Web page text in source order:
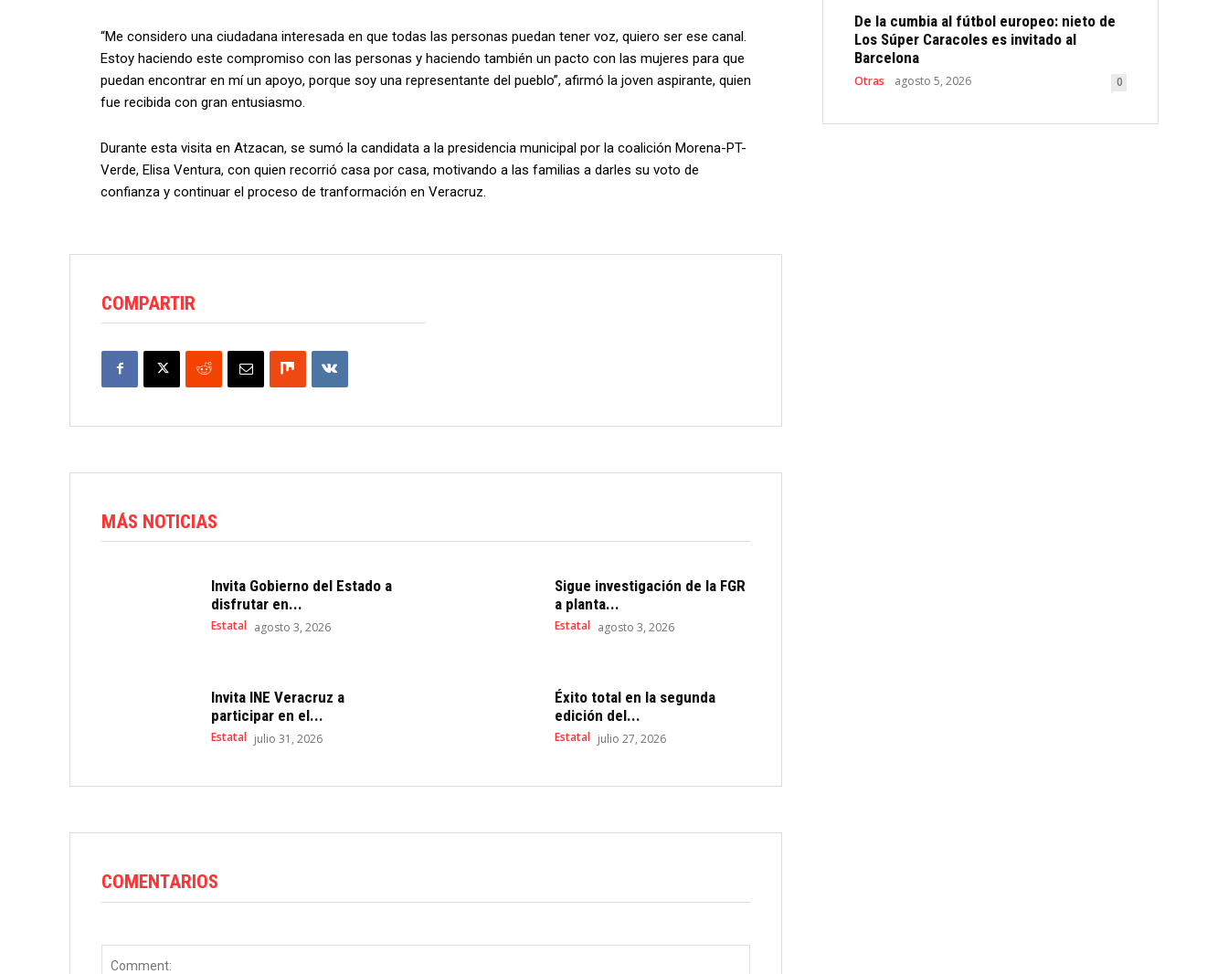
“Me considero una ciudadana interesada en que todas las personas puedan tener voz, quiero ser ese canal.
Estoy haciendo este compromiso con las personas y haciendo también un pacto con las mujeres para que
puedan encontrar en mí un apoyo, porque soy una representante del pueblo”, afirmó la joven aspirante, quien
fue recibida con gran entusiasmo.
Durante esta visita en Atzacan, se sumó la candidata a la presidencia municipal por la coalición Morena-PT-
Verde, Elisa Ventura, con quien recorrió casa por casa, motivando a las familias a darles su voto de
confianza y continuar el proceso de tranformación en Veracruz.
COMPARTIR
MÁS NOTICIAS
Invita Gobierno del Estado a
disfrutar en...
Estatal agosto 3, 2026
Sigue investigación de la FGR
a planta...
Estatal agosto 3, 2026
Invita INE Veracruz a
participar en el...
Estatal julio 31, 2026
Éxito total en la segunda
edición del...
Estatal julio 27, 2026
COMENTARIOS
De la cumbia al fútbol europeo: nieto de
Los Súper Caracoles es invitado al
Barcelona
Otras agosto 5, 2026 0